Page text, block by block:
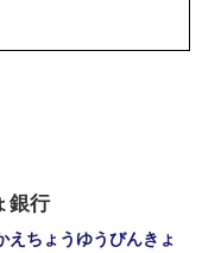
銀行
えちょうゆうびんきょ